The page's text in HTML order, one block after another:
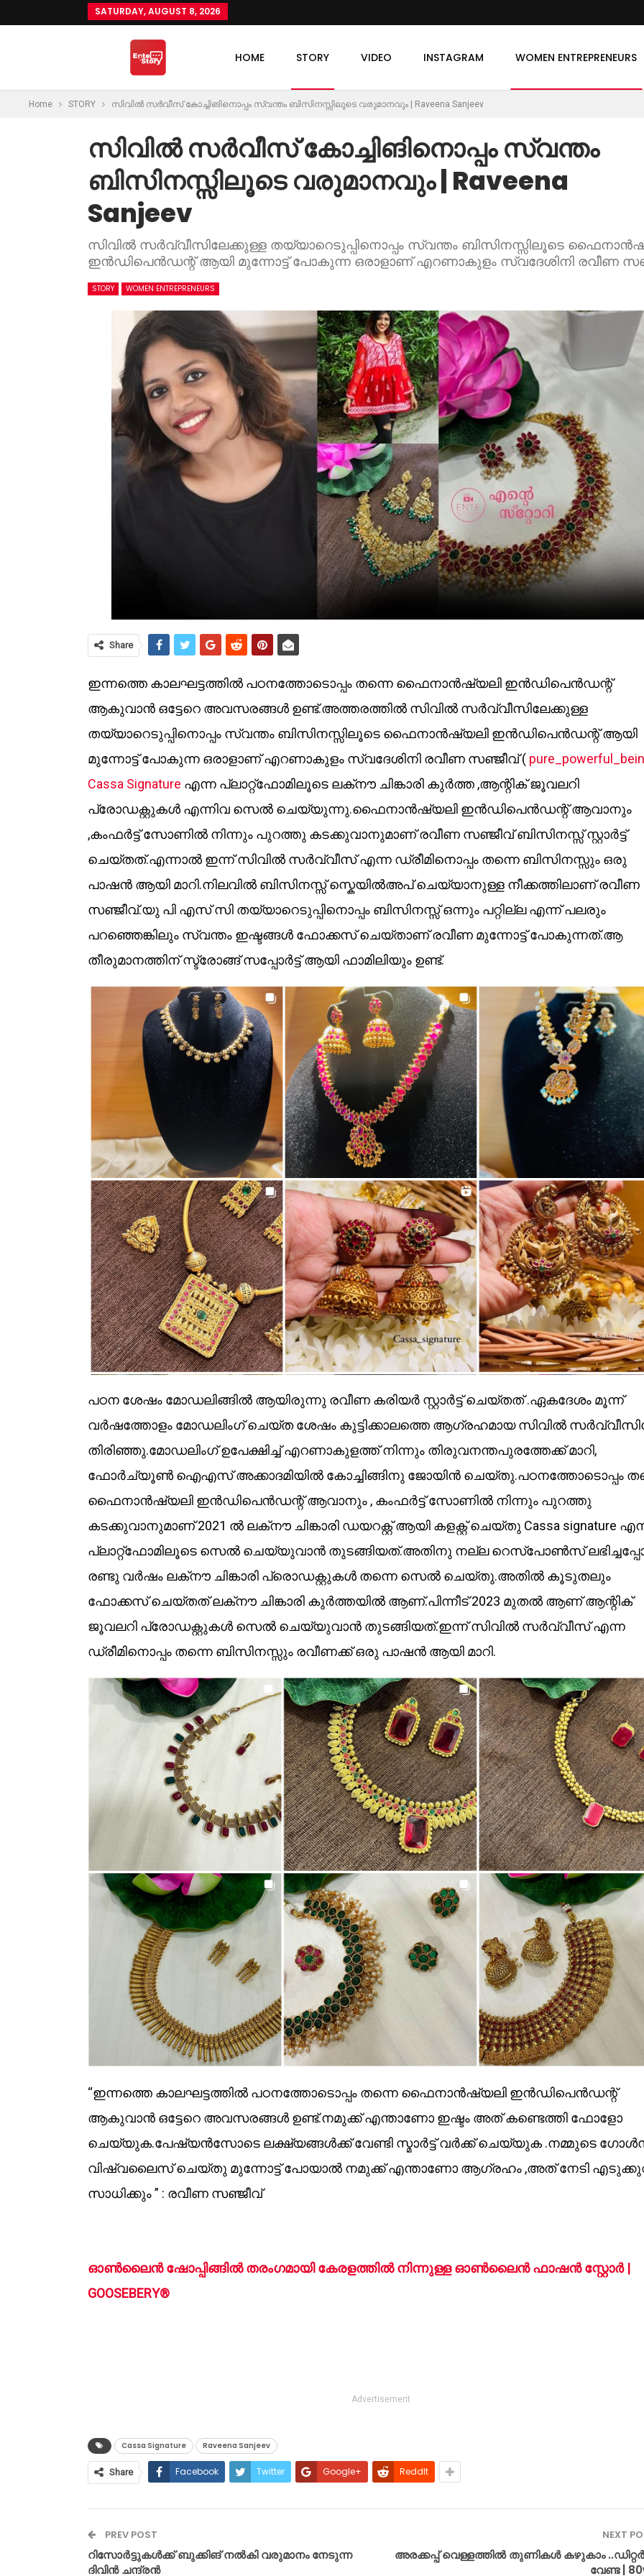
SATURDAY, AUGUST 8, 2026
HOME STORY VIDEO INSTAGRAM WOMEN ENTREPRENEURS
Home STORY സിവിൽ സർവീസ് കോച്ചിങിനൊപ്പം സ്വന്തം ബിസിനസ്സിലൂടെ വരുമാനവും | Raveena Sanjeev
സിവിൽ സർവീസ് കോച്ചിങിനൊപ്പം സ്വന്തം
ബിസിനസ്സിലൂടെ വരുമാനവും | Raveena
Sanjeev
സിവിൽ സർവ്വീസിലേക്കുള്ള തയ്യാറെടുപ്പിനൊപ്പം സ്വന്തം ബിസിനസ്സിലൂടെ
ഇൻഡിപെൻഡന്റ് ആയി മുന്നോട്ട് പോകുന്ന ഒരാളാണ് എറണാകുളം സ്വദേശിനി രവീണ
STORY WOMEN ENTREPRENEURS
Share
ഇന്നത്തെ കാലഘട്ടത്തിൽ പഠനത്തോടൊപ്പം തന്നെ ഫൈനാൻഷ്യലി ഇൻഡിപെൻഡന്റ്
ആകുവാൻ ഒട്ടേറെ അവസരങ്ങൾ ഉണ്ട്.അത്തരത്തിൽ സിവിൽ സർവ്വീസിലേക്കുള്ള
തയ്യാറെടുപ്പിനൊപ്പം സ്വന്തം ബിസിനസ്സിലൂടെ ഫൈനാൻഷ്യലി ഇൻഡിപെൻഡന്റ് ആയി
മുന്നോട്ട് പോകുന്ന ഒരാളാണ് എറണാകുളം സ്വദേശിനി രവീണ സഞ്ജീവ് (
Cassa Signature എന്ന പ്ലാറ്റ്ഫോമിലൂടെ ലക്‌നൗ ചിങ്കാരി കുർത്ത ,ആന്റിക് ജൂവലറി
പ്രോഡക്റ്റുകൾ എന്നിവ സെൽ ചെയ്യുന്നു.ഫൈനാൻഷ്യലി ഇൻഡിപെൻഡന്റ് ആവാനും
,കംഫർട്ട് സോണിൽ നിന്നും പുറത്തു കടക്കുവാനുമാണ് രവീണ സഞ്ജീവ് ബിസിനസ്സ് സ്റ്റാർട്ട്
ചെയ്തത്.എന്നാൽ ഇന്ന് സിവിൽ സർവ്വീസ് എന്ന ഡ്രീമിനൊപ്പം തന്നെ ബിസിനസ്സും ഒരു
പാഷൻ ആയി മാറി.നിലവിൽ ബിസിനസ്സ് സ്കെയിൽഅപ് ചെയ്യാനുള്ള നീക്കത്തിലാണ് രവീണ
സഞ്ജീവ്.യു പി എസ് സി തയ്യാറെടുപ്പിനൊപ്പം ബിസിനസ്സ് ഒന്നും പറ്റില്ല എന്ന് പലരും
പറഞ്ഞെങ്കിലും സ്വന്തം ഇഷ്ടങ്ങൾ ഫോക്കസ് ചെയ്താണ് രവീണ മുന്നോട്ട് പോകുന്നത്.ആ
തീരുമാനത്തിന് സ്ട്രോങ്ങ് സപ്പോർട്ട് ആയി ഫാമിലിയും ഉണ്ട്.
പഠന ശേഷം മോഡലിങ്ങിൽ ആയിരുന്നു രവീണ കരിയർ സ്റ്റാർട്ട് ചെയ്തത് .ഏകദേശം മൂന്ന്
വർഷത്തോളം മോഡലിംഗ് ചെയ്ത ശേഷം കുട്ടിക്കാലത്തെ ആഗ്രഹമായ സിവിൽ
തിരിഞ്ഞു.മോഡലിംഗ് ഉപേക്ഷിച്ച് എറണാകുളത്ത് നിന്നും തിരുവനന്തപുരത്തേക്ക് മാറി,
ഫോർച്യൂൺ ഐഎസ് അക്കാദമിയിൽ കോച്ചിങ്ങിനു ജോയിൻ ചെയ്തു.പഠനത്തോടൊപ്പം
ഫൈനാൻഷ്യലി ഇൻഡിപെൻഡന്റ് ആവാനും , കംഫർട്ട് സോണിൽ നിന്നും പുറത്തു
കടക്കുവാനുമാണ് 2021 ൽ ലക്‌നൗ ചിങ്കാരി ഡയറക്റ്റ് ആയി കളക്റ്റ് ചെയ്തു Cassa signature
പ്ലാറ്റ്‌ഫോമിലൂടെ സെൽ ചെയ്യുവാൻ തുടങ്ങിയത്.അതിനു നല്ല റെസ്പോൺസ്
രണ്ടു വർഷം ലക്‌നൗ ചിങ്കാരി പ്രൊഡക്റ്റുകൾ തന്നെ സെൽ ചെയ്തു.അതിൽ കൂടുതലും
ഫോക്കസ് ചെയ്തത് ലക്‌നൗ ചിങ്കാരി കുർത്തയിൽ ആണ്.പിന്നീട് 2023 മുതൽ ആണ് ആന്റിക്
ജൂവലറി പ്രോഡക്റ്റുകൾ സെൽ ചെയ്യുവാൻ തുടങ്ങിയത്.ഇന്ന് സിവിൽ സർവ്വീസ് എന്ന
ഡ്രീമിനൊപ്പം തന്നെ ബിസിനസ്സും രവീണക്ക് ഒരു പാഷൻ ആയി മാറി.
“ഇന്നത്തെ കാലഘട്ടത്തിൽ പഠനത്തോടൊപ്പം തന്നെ ഫൈനാൻഷ്യലി ഇൻഡിപെൻഡന്റ്
ആകുവാൻ ഒട്ടേറെ അവസരങ്ങൾ ഉണ്ട്.നമുക്ക് എന്താണോ ഇഷ്ടം അത് കണ്ടെത്തി ഫോളോ
ചെയ്യുക.പേഷ്യൻസോടെ ലക്ഷ്യങ്ങൾക്ക് വേണ്ടി സ്മാർട്ട് വർക്ക് ചെയ്യുക .നമ്മുടെ
വിഷ്വലൈസ് ചെയ്തു മുന്നോട്ട് പോയാൽ നമുക്ക് എന്താണോ ആഗ്രഹം ,അത് നേടി
സാധിക്കും ” : രവീണ സഞ്ജീവ്
ഓൺലൈൻ ഷോപ്പിങ്ങിൽ തരംഗമായി കേരളത്തിൽ നിന്നുള്ള ഓൺലൈൻ ഫാഷൻ സ്റ്റോർ |
GOOSEBERY®
Advertisement
Cassa Signature Raveena Sanjeev
Share Facebook Twitter Google+ ReddIt
PREV POST
റിസോർട്ടുകൾക്ക് ബുക്കിങ് നൽകി വരുമാനം നേടുന്ന
ദിവിൻ ചന്ദ്രൻ
NEXT
അരക്കപ്പ് വെള്ളത്തിൽ തുണികൾ കഴുകാം
വേണ്ട |